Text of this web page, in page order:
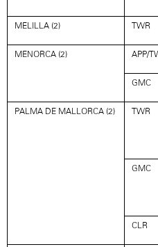
MELILLA (2)
TWR
MENORCA (2)
APP/
GMC
PALMA DE MALLORCA (2)
TWR
GMC
CLR